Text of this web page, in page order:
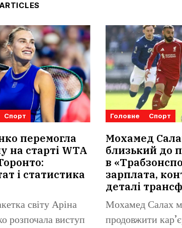
Спорт
перемогла
на старті WTA
і статистика
світу Аріна
розпочала виступ
Головне Спорт
Мохамед
близький до
в
зарплата,
деталі
Мохамед Салах
продовжити